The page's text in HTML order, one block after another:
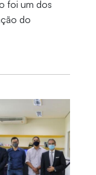
foi um dos
do